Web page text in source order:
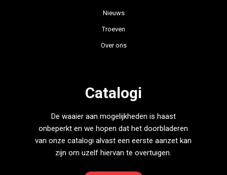
Nieuws
Troeven
Over ons
Catalogi
De waaier aan mogelijkheden is haast
onbeperkt en we hopen dat het doorbladeren
van onze catalogi alvast een eerste aanzet kan
zijn om uzelf hiervan te overtuigen.